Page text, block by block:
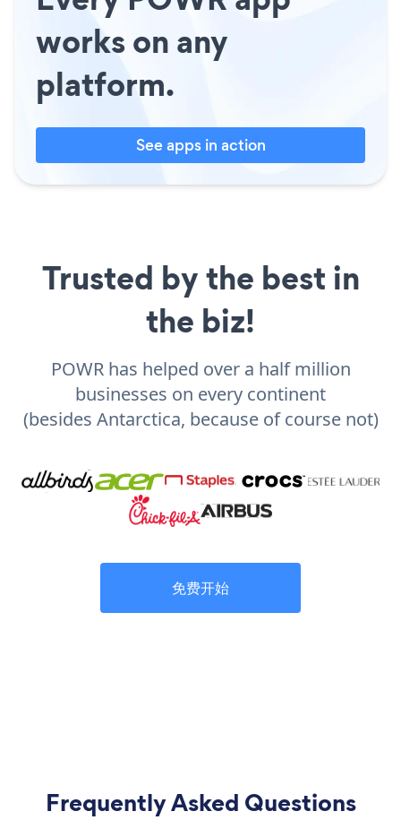
works on any
platform.
See apps in action
Trusted by the best in
the biz!
POWR has helped over a half million
businesses on every continent
(besides Antarctica, because of course not)
免费开始
Frequently Asked Questions